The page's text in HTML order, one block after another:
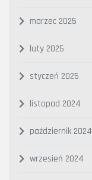
marzec 2025
luty 2025
styczeń 2025
listopad 2024
październik 2024
wrzesień 2024